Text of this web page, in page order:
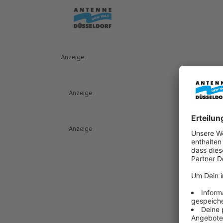
Anzeige
Anzeige
Anzeige